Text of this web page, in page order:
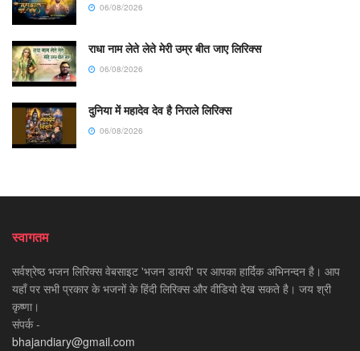
06/08/2026
राधा नाम लेते लेते मेरी उम्र बीत जाए लिरिक्स
06/08/2026
दुनिया में महादेव देव है निराले लिरिक्स
06/08/2026
स्वागतम
सर्वश्रेष्ठ भजन लिरिक्स वेबसाइट 'भजन डायरी' पर आपका हार्दिक अभिनन्दन है। आप
यहाँ पर सभी प्रकार के भजनों के हिंदी लिरिक्स और वीडियो देख सकते है। जय श्री
कृष्णा।
संपर्क -
bhajandiary@gmail.com